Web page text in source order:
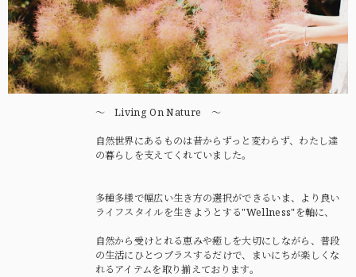
〜 Living On Nature 〜
自然世界にあるものは昔からずっと変わらず、わたし達
の暮らしを支えてくれていました。
多種多様で幅広い生き方の選択ができるいま、より良い
ライフスタイルを生きようとする"Wellness"を軸に、
自然から受けとれる恵みや癒しを大切にしながら、普段
の生活にひとつプラスするだけで、まいにちが楽しくな
れるアイテムを取り揃えております。